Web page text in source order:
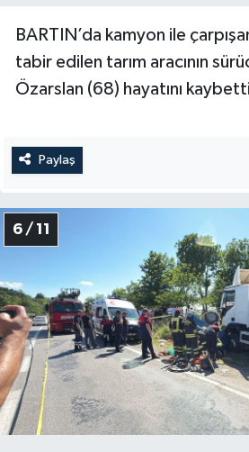
BARTIN’da kamyon ile
tabir edilen tarım aracının
Özarslan (68) hayatını
Paylaş
6 / 11